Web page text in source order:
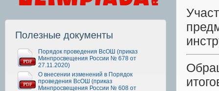
Полезные документы
Порядок проведения ВсОШ (приказ
Минпросвещения России № 678 от
27.11.2020)
О внесении изменений в Порядок
проведения ВсОШ (приказ
Минпросвещения России № 608 от